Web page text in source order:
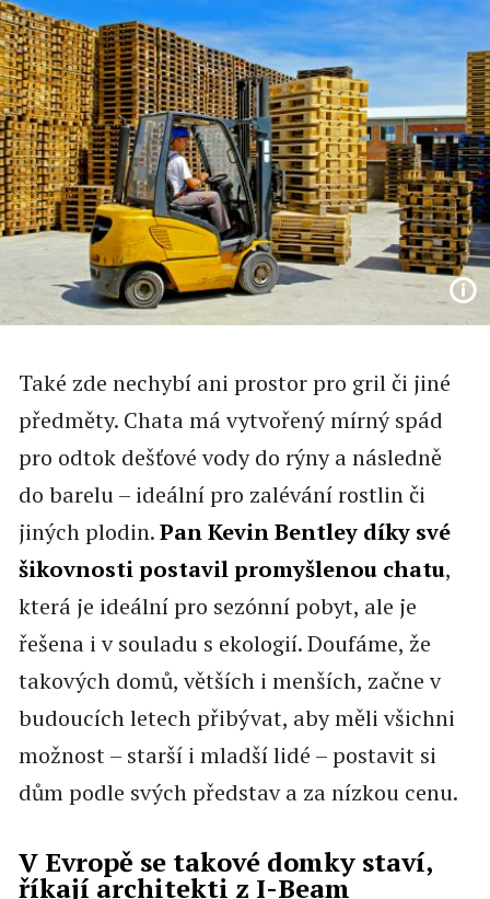
Také zde nechybí ani prostor pro gril či jiné
předměty. Chata má vytvořený mírný spád
pro odtok dešťové vody do rýny a následně
do barelu – ideální pro zalévání rostlin či
jiných plodin.Pan Kevin Bentley díky své
šikovnosti postavil promyšlenou chatu,
která je ideální pro sezónní pobyt, ale je
řešena i v souladu s ekologií. Doufáme, že
takových domů, větších i menších, začne v
budoucích letech přibývat, aby měli všichni
možnost – starší i mladší lidé – postavit si
dům podle svých představ a za nízkou cenu.
V Evropě se takové domky staví,
říkají architekti z I-Beam